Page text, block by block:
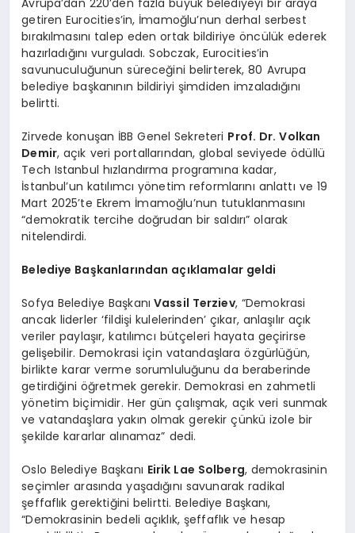
Avrupa’dan 220’den fazla büyük belediyeyi bir araya
getiren Eurocities’in, İmamoğlu’nun derhal serbest
bırakılmasını talep eden ortak bildiriye öncülük ederek
hazırladığını vurguladı. Sobczak, Eurocities’in
savunuculuğunun süreceğini belirterek, 80 Avrupa
belediye başkanının bildiriyi şimdiden imzaladığını
belirtti.
Zirvede konuşan İBB Genel Sekreteri Prof. Dr. Volkan
Demir, açık veri portallarından, global seviyede ödüllü
Tech Istanbul hızlandırma programına kadar,
İstanbul’un katılımcı yönetim reformlarını anlattı ve 19
Mart 2025’te Ekrem İmamoğlu’nun tutuklanmasını
“demokratik tercihe doğrudan bir saldırı” olarak
nitelendirdi.
Belediye Başkanlarından açıklamalar geldi
Sofya Belediye Başkanı Vassil Terziev, “Demokrasi
ancak liderler ‘fildişi kulelerinden’ çıkar, anlaşılır açık
veriler paylaşır, katılımcı bütçeleri hayata geçirirse
gelişebilir. Demokrasi için vatandaşlara özgürlüğün,
birlikte karar verme sorumluluğunu da beraberinde
getirdiğini öğretmek gerekir. Demokrasi en zahmetli
yönetim biçimidir. Her gün çalışmak, açık veri sunmak
ve vatandaşlara yakın olmak gerekir çünkü izole bir
şekilde kararlar alınamaz” dedi.
Oslo Belediye Başkanı Eirik Lae Solberg, demokrasinin
seçimler arasında yaşadığını savunarak radikal
şeffaflık gerektiğini belirtti. Belediye Başkanı,
“Demokrasinin bedeli açıklık, şeffaflık ve hesap